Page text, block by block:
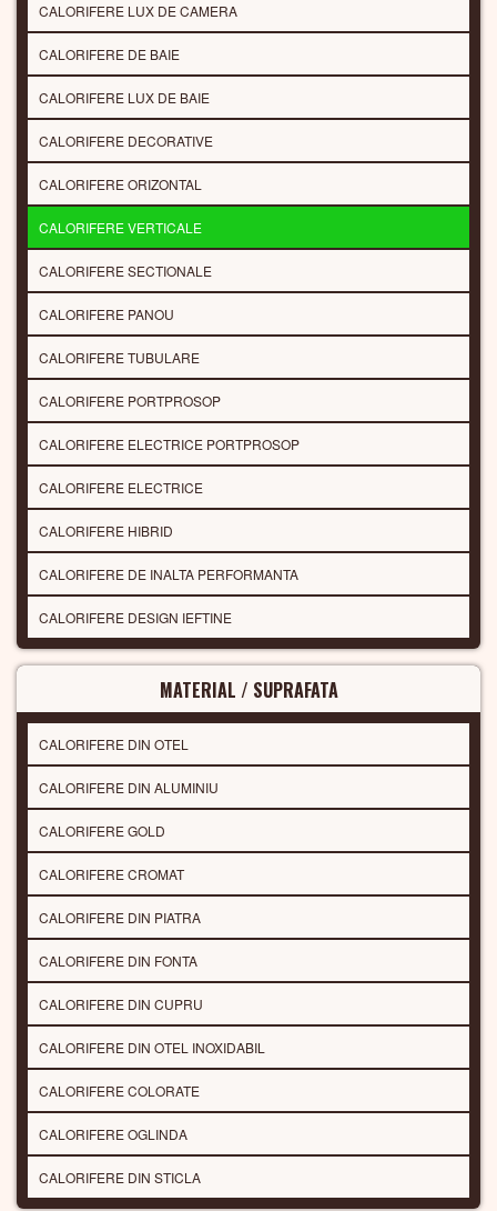
CALORIFERE LUX DE CAMERA
CALORIFERE DE BAIE
CALORIFERE LUX DE BAIE
CALORIFERE DECORATIVE
CALORIFERE ORIZONTAL
CALORIFERE VERTICALE
CALORIFERE SECTIONALE
CALORIFERE PANOU
CALORIFERE TUBULARE
CALORIFERE PORTPROSOP
CALORIFERE ELECTRICE PORTPROSOP
CALORIFERE ELECTRICE
CALORIFERE HIBRID
CALORIFERE DE INALTA PERFORMANTA
CALORIFERE DESIGN IEFTINE
MATERIAL / SUPRAFATA
CALORIFERE DIN OTEL
CALORIFERE DIN ALUMINIU
CALORIFERE GOLD
CALORIFERE CROMAT
CALORIFERE DIN PIATRA
CALORIFERE DIN FONTA
CALORIFERE DIN CUPRU
CALORIFERE DIN OTEL INOXIDABIL
CALORIFERE COLORATE
CALORIFERE OGLINDA
CALORIFERE DIN STICLA